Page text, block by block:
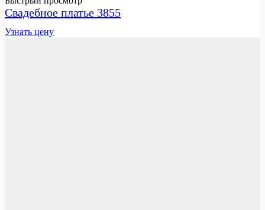
Свадебное платье 3855
Узнать цену